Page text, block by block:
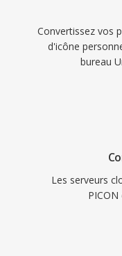
Convertissez vos
d'icône
bureau
Les serveurs